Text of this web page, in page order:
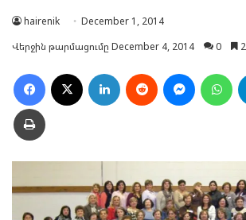
hairenik
December 1, 2014
Վերջին թարմացումը December 4, 2014
0
Facebook LinkedIn Reddit
Տպել